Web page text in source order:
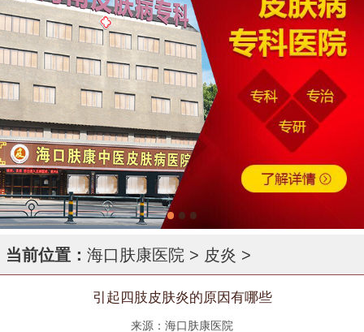
当前位置： 海口肤康医院 > 皮炎 >
引起四肢皮肤炎的原因有哪些
来源：海口肤康医院